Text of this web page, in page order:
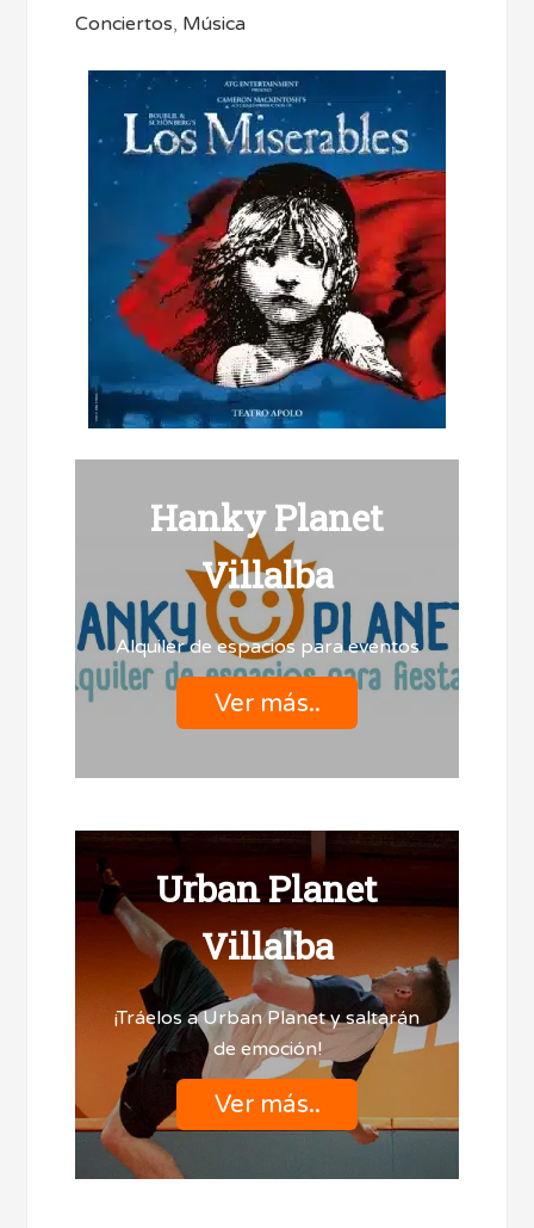
Conciertos, Música
Hanky Planet
Villalba
Alquiler de espacios para eventos
Ver más..
Urban Planet
Villalba
¡Tráelos a Urban Planet y saltarán
de emoción!
Ver más..